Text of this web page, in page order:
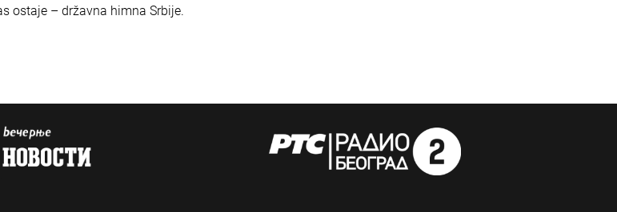
ostaje – državna himna Srbije.